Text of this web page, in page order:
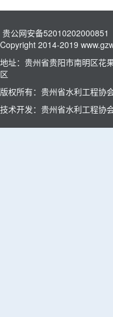
贵公网安备52010202000851
Copyright 2014-2019
地址：贵州省贵阳市南明区
区
版权所有：贵州省水利工程协
技术开发：贵州省水利工程协